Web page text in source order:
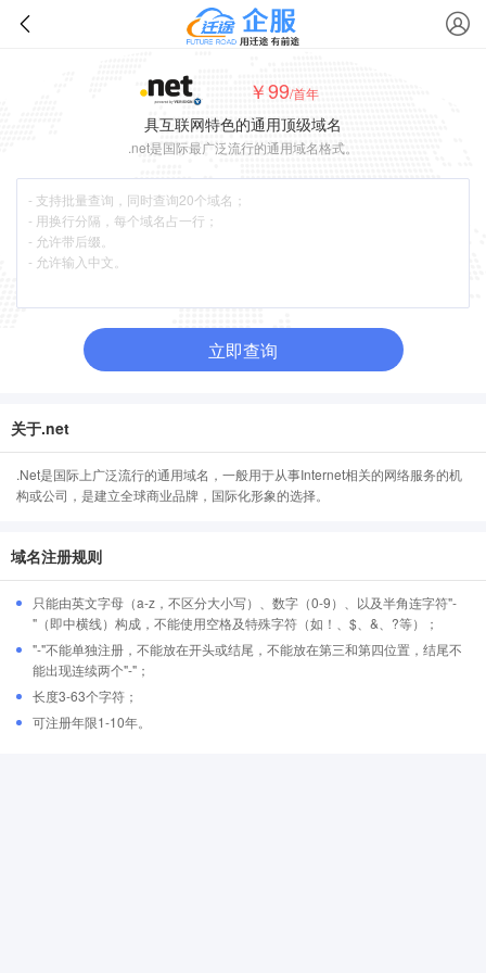
￥99/首年
具互联网特色的通用顶级域名
.net是国际最广泛流行的通用域名格式。
立即查询
关于.net
.Net是国际上广泛流行的通用域名，一般用于从事Internet相关的网络服务的机
构或公司，是建立全球商业品牌，国际化形象的选择。
域名注册规则
只能由英文字母（a-z，不区分大小写）、数字（0-9）、以及半角连字符"-
"（即中横线）构成，不能使用空格及特殊字符（如！、$、&、?等）；
"-"不能单独注册，不能放在开头或结尾，不能放在第三和第四位置，结尾不
能出现连续两个"-"；
长度3-63个字符；
可注册年限1-10年。